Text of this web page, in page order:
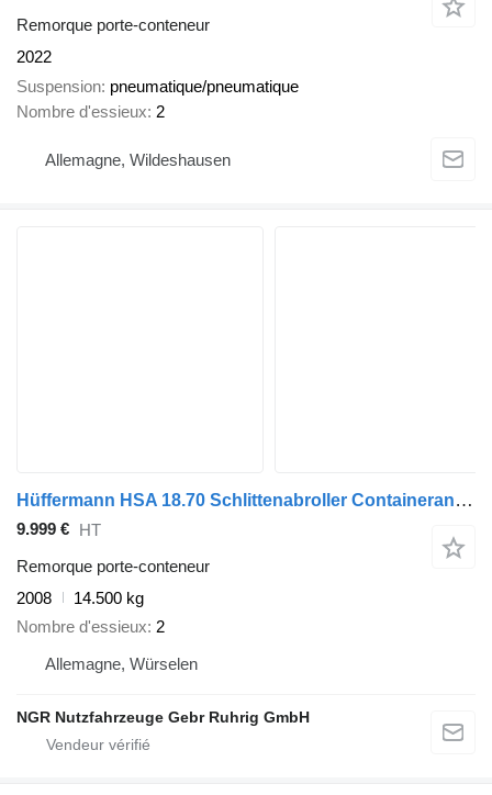
Remorque porte-conteneur
2022
Suspension pneumatique/pneumatique
Nombre d'essieux 2
Allemagne, Wildeshausen
Hüffermann HSA 18.70 Schlittenabroller Containeranhänger 2x
9.999 € HT
Remorque porte-conteneur
2008
14.500 kg
Nombre d'essieux 2
Allemagne, Würselen
NGR Nutzfahrzeuge Gebr Ruhrig GmbH